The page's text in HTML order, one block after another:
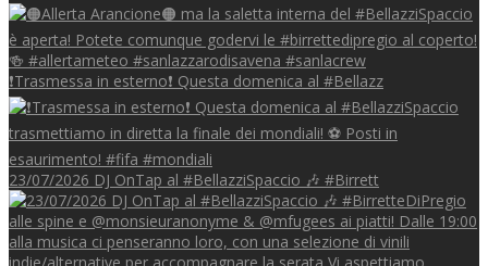
❗Trasmessa in esterno❗ Questa domenica al #Bellazz
23/07/2026 DJ OnTap al #BellazziSpaccio 🎶 #Birrett